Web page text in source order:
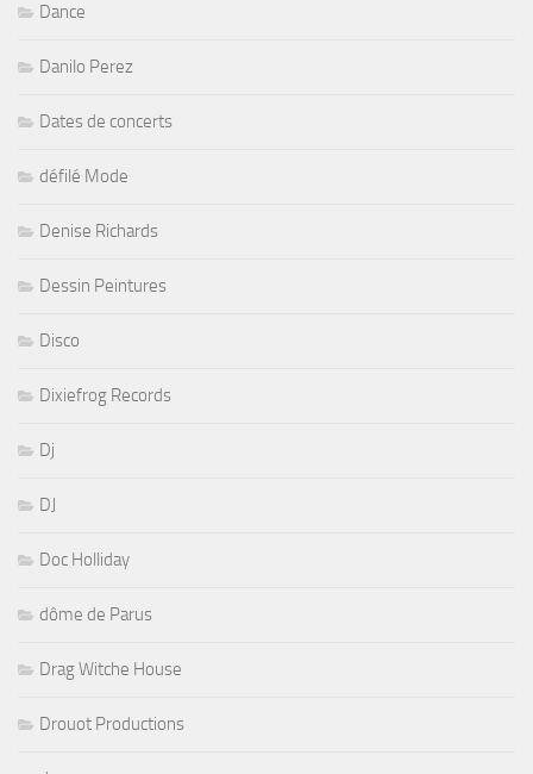
Dance
Danilo Perez
Dates de concerts
défilé Mode
Denise Richards
Dessin Peintures
Disco
Dixiefrog Records
Dj
DJ
Doc Holliday
dôme de Parus
Drag Witche House
Drouot Productions